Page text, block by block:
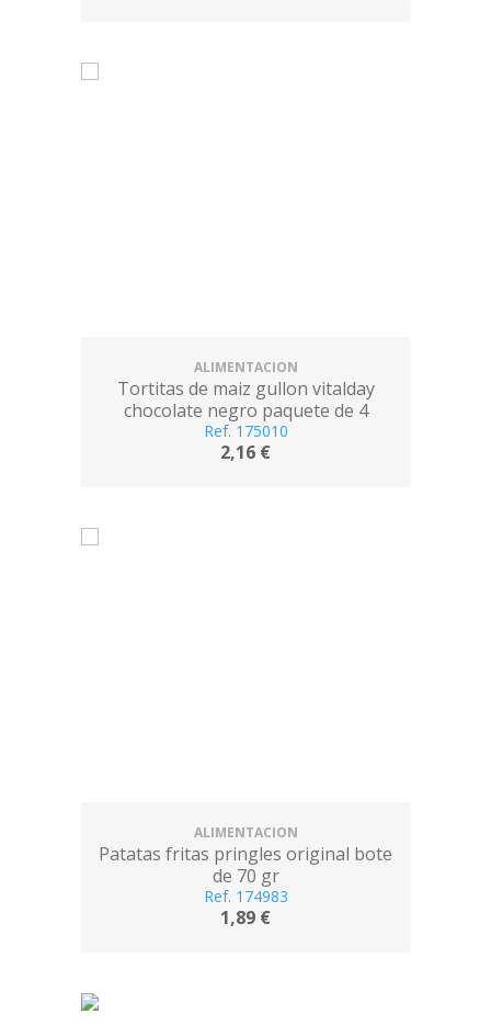
ALIMENTACION
Tortitas de maiz gullon vitalday
chocolate negro paquete de 4
unidades 25 g
Ref. 175010
2,16 €
ALIMENTACION
Patatas fritas pringles original bote
de 70 gr
Ref. 174983
1,89 €